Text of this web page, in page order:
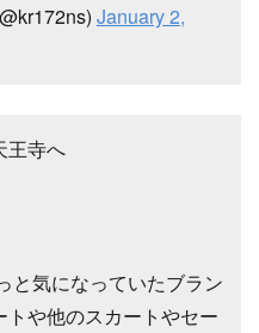
January 2,
王寺へ
と気になっていたブラン
トや他のスカートやセー